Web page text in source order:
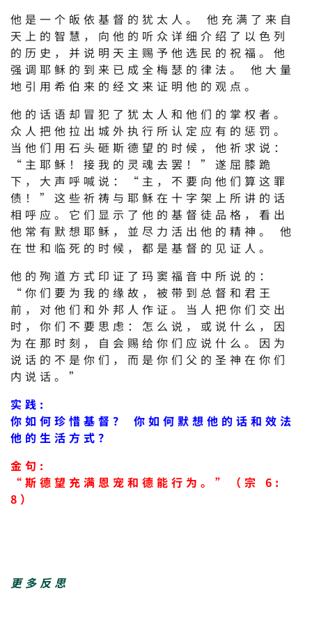
他是一个皈依基督的犹太人。 他充满了来自
天上的智慧，向他的听众详细介绍了以色列
的历史，并说明天主赐予他选民的祝福。他
强调耶稣的到来已成全梅瑟的律法。 他大量
地引用希伯来的经文来证明他的观点。
他的话语却冒犯了犹太人和他们的掌权者。
众人把他拉出城外执行所认定应有的惩罚。
当他们用石头砸斯德望的时候，他祈求说：
“主耶稣！接我的灵魂去罢！”遂屈膝跪
下，大声呼喊说：“主，不要向他们算这罪
债！”这些祈祷与耶稣在十字架上所讲的话
相呼应。它们显示了他的基督徒品格，看出
他常有默想耶稣，並尽力活出他的精神。 他
在世和临死的时候，都是基督的见证人。
他的殉道方式印证了玛窦福音中所说的：
“你们要为我的缘故，被带到总督和君王
前，对他们和外邦人作证。当人把你们交出
时，你们不要思虑：怎么说，或说什么，因
为在那时刻，自会赐给你们应说什么。因为
说话的不是你们，而是你们父的圣神在你们
内说话。”
实践:
你如何珍惜基督？ 你如何默想他的话和效法
他的生活方式？
金句:
“斯德望充满恩宠和德能行为。”（宗 6:
8）
更多反思